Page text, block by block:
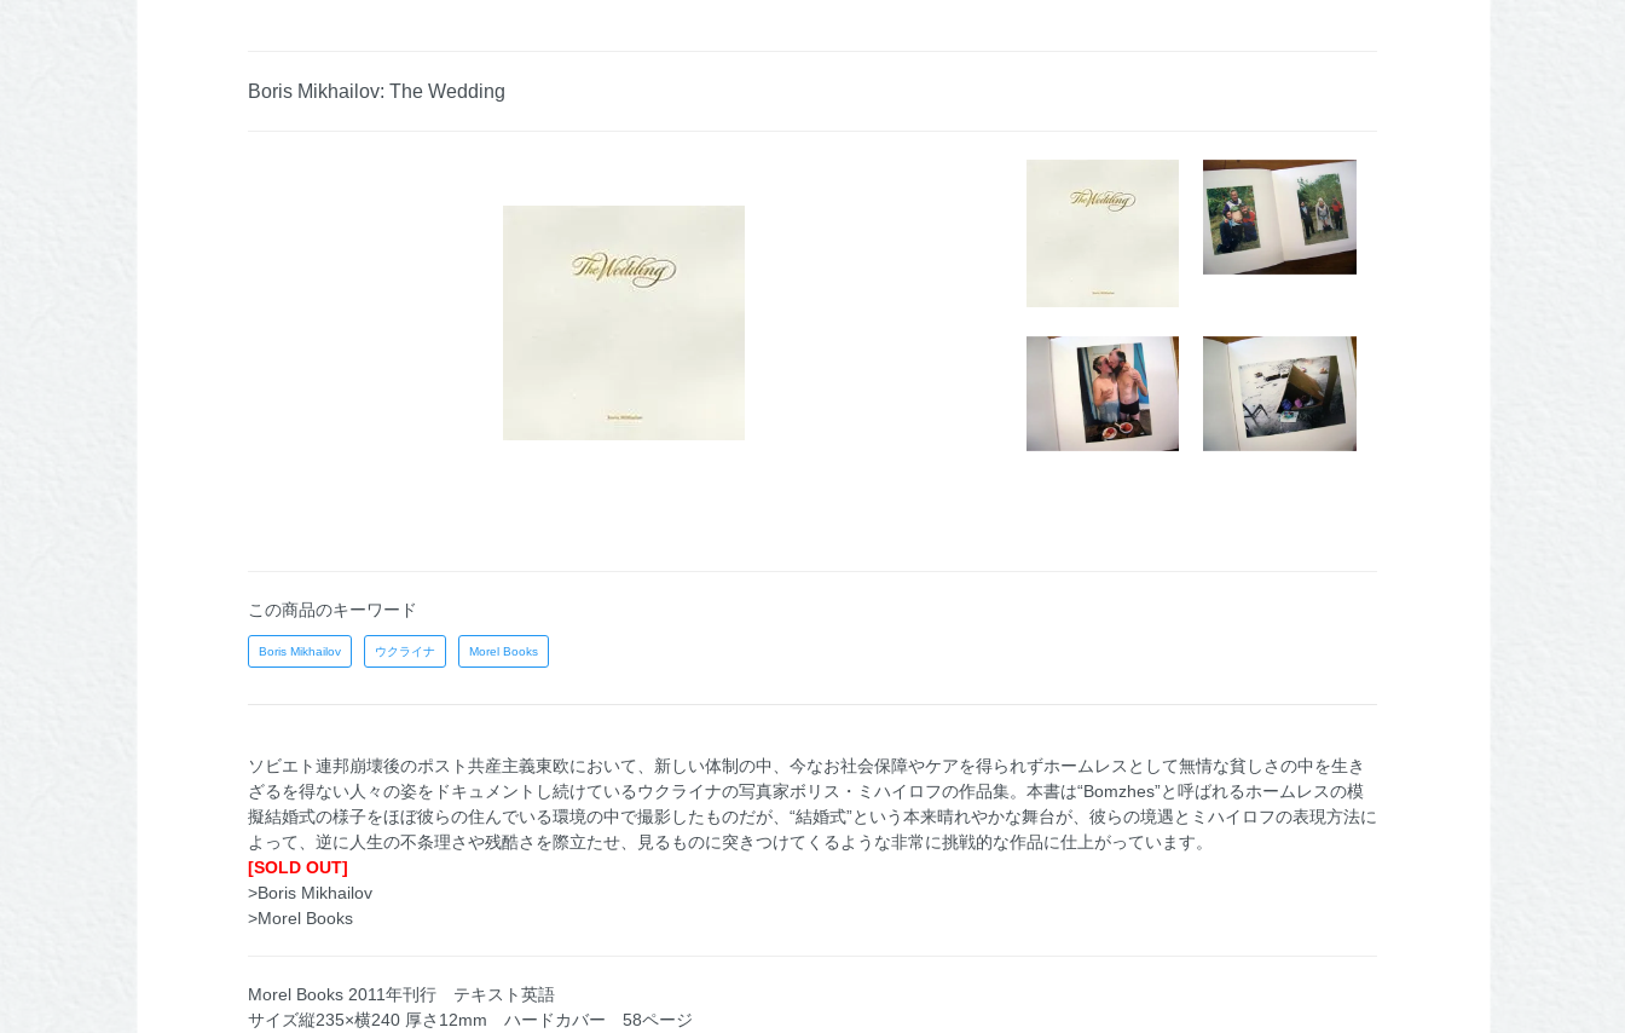
Boris Mikhailov: The Wedding
この商品のキーワード
Boris Mikhailov ウクライナ Morel Books
ソビエト連邦崩壊後のポスト共産主義東欧において、新しい体制の中、今なお社会保障やケアを得られずホームレスとして無情な貧しさの中を生き
ざるを得ない人々の姿をドキュメントし続けているウクライナの写真家ボリス・ミハイロフの作品集。本書は“Bomzhes”と呼ばれるホームレスの模
擬結婚式の様子をほぼ彼らの住んでいる環境の中で撮影したものだが、“結婚式”という本来晴れやかな舞台が、彼らの境遇とミハイロフの表現方法に
よって、逆に人生の不条理さや残酷さを際立たせ、見るものに突きつけてくるような非常に挑戦的な作品に仕上がっています。
[SOLD OUT]
>Boris Mikhailov
>Morel Books
Morel Books 2011年刊行 テキスト英語
サイズ縦235×横240 厚さ12mm ハードカバー 58ページ